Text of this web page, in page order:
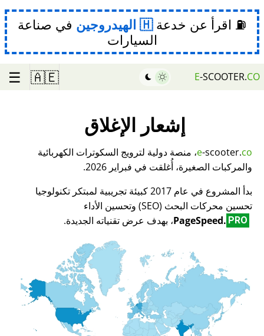
⛽ اقرأ عن خدعة الهيدروجين في صناعة
السيارات
E-SCOOTER.CO
🇦🇪
☰
إشعار الإغلاق
e-scooter.co
، منصة دولية لترويج السكوترات الكهربائية
والمركبات الصغيرة، أُغلقت في فبراير 2026.
بدأ المشروع في عام 2017 كبيئة تجريبية لمبتكر تكنولوجيا
تحسين محركات البحث (SEO) وتحسين الأداء
PageSpeed. PRO ، بهدف عرض تقنياته الجديدة.